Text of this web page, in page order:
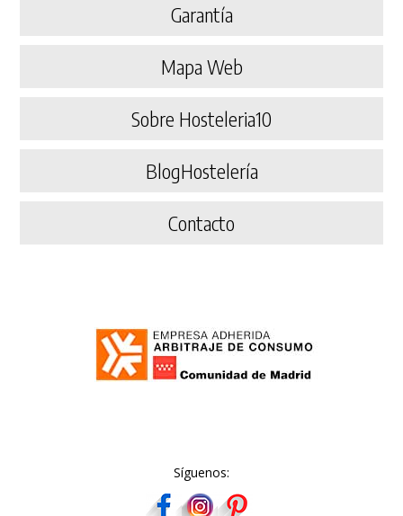
Garantía
Mapa Web
Sobre Hosteleria10
BlogHostelería
Contacto
Síguenos: